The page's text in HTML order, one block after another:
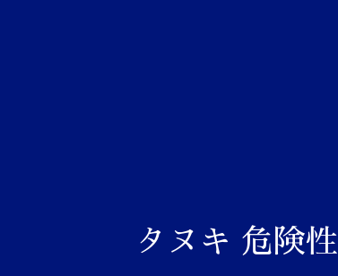
タヌキ 危険性